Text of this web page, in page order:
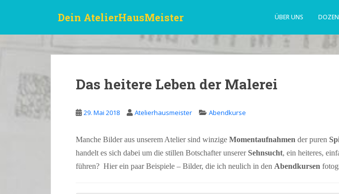
Dein AtelierHausMeister ÜBER UNS
Das heitere Leben der Malerei
29. Mai 2018 Atelierhausmeister Abendkurse
Manche Bilder aus unserem Atelier sind winzige Momentaufnahmen der puren
handelt es sich dabei um die stillen Botschafter unserer Sehnsucht, ein heiteres,
führen? Hier ein paar Beispiele – Bilder, die ich neulich in den Abendkursen